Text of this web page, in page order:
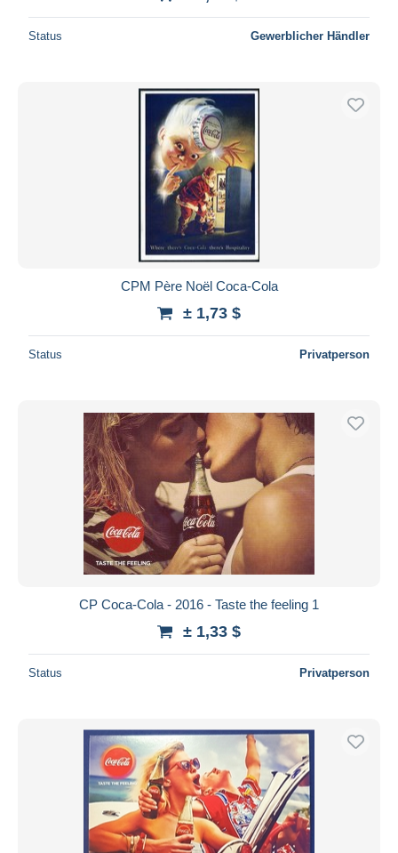
Status Gewerblicher Händler
CPM Père Noël Coca-Cola
± 1,73 $
Status Privatperson
CP Coca-Cola - 2016 - Taste the feeling 1
± 1,33 $
Status Privatperson